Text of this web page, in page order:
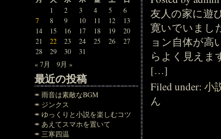
1 2 3 4 5
6
7
8 9 10 11 12
13
14
15 16 17 18 19
20
21
22 23 24 25 26
27
28
29 30
31
« 7月
9月 »
最近の投稿
雨音は素敵なBGM
ジンクス
ゆっくりと小説を楽しむコツ
あえてスマホを置いて
三寒四温
友人の家に遊
寛いでいまし
ョン自体が高
らよく見えま
[…]
Filed under:小
ん